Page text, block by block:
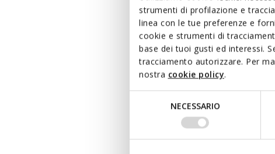
strumenti di profilazione e
linea con le tue preferenze e
cookie e strumenti di
base dei tuoi gusti ed interessi.
tracciamento autorizzare. Per
nostra cookie policy.
NECESSARIO
Ballerines
€75,00